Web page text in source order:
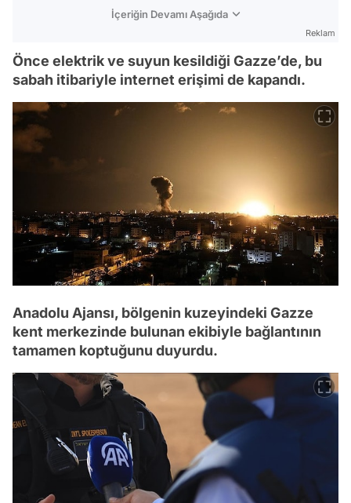
İçeriğin Devamı Aşağıda
Reklam
Önce elektrik ve suyun kesildiği Gazze’de, bu
sabah itibariyle internet erişimi de kapandı.
Anadolu Ajansı, bölgenin kuzeyindeki Gazze
kent merkezinde bulunan ekibiyle bağlantının
tamamen koptuğunu duyurdu.